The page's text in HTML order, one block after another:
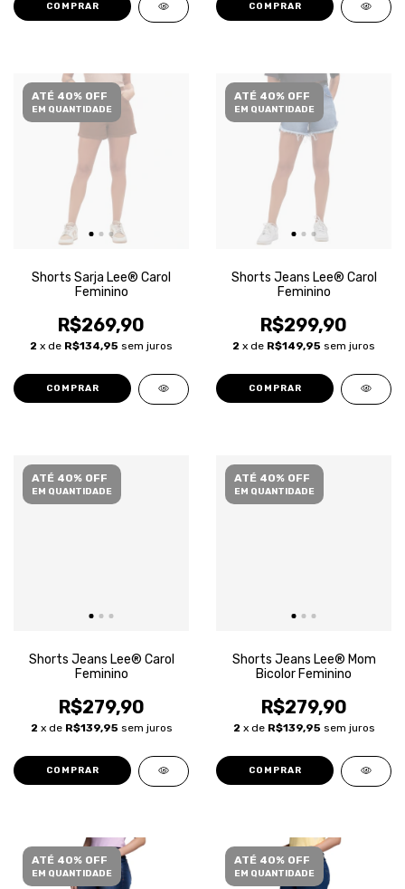
COMPRAR COMPRAR
ATÉ 40% OFF
EM QUANTIDADE
Shorts Sarja Lee® Carol
Feminino
R$269,90
2 x de R$134,95 sem juros
COMPRAR
ATÉ 40% OFF
EM QUANTIDADE
Shorts Jeans Lee® Carol
Feminino
R$299,90
2 x de R$149,95 sem juros
COMPRAR
ATÉ 40% OFF
EM QUANTIDADE
Shorts Jeans Lee® Carol
Feminino
R$279,90
2 x de R$139,95 sem juros
COMPRAR
ATÉ 40% OFF
EM QUANTIDADE
Shorts Jeans Lee® Mom
Bicolor Feminino
R$279,90
2 x de R$139,95 sem juros
COMPRAR
ATÉ 40% OFF
EM QUANTIDADE
ATÉ 40% OFF
EM QUANTIDADE